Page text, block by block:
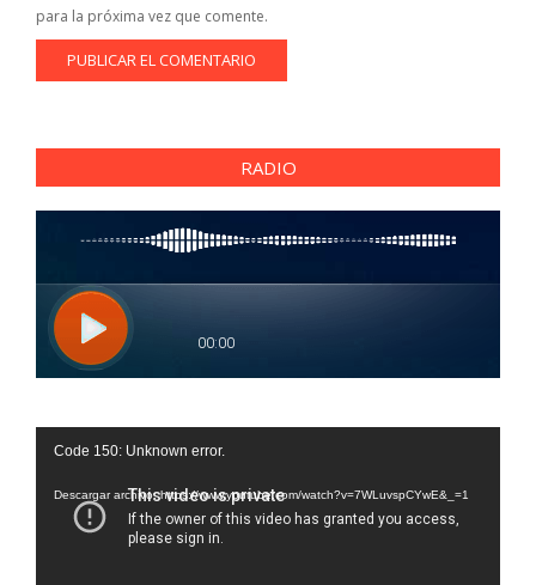
para la próxima vez que comente.
RADIO
Reproductor
vídeo
Code 150: Unknown error.
Descargar archivo: https://www.youtube.com/watch?v=7WLuvspCYwE&_=1